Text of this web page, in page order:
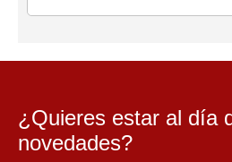
¿Quieres estar al día
novedades?